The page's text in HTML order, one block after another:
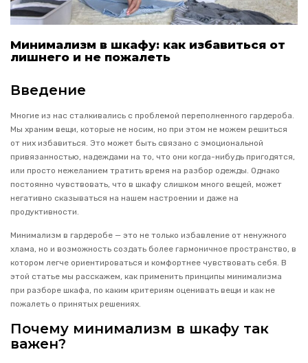
Минимализм в шкафу: как избавиться от
лишнего и не пожалеть
Введение
Многие из нас сталкивались с проблемой переполненного гардероба.
Мы храним вещи, которые не носим, но при этом не можем решиться
от них избавиться. Это может быть связано с эмоциональной
привязанностью, надеждами на то, что они когда-нибудь пригодятся,
или просто нежеланием тратить время на разбор одежды. Однако
постоянно чувствовать, что в шкафу слишком много вещей, может
негативно сказываться на нашем настроении и даже на
продуктивности.
Минимализм в гардеробе — это не только избавление от ненужного
хлама, но и возможность создать более гармоничное пространство, в
котором легче ориентироваться и комфортнее чувствовать себя. В
этой статье мы расскажем, как применить принципы минимализма
при разборе шкафа, по каким критериям оценивать вещи и как не
пожалеть о принятых решениях.
Почему минимализм в шкафу так
важен?